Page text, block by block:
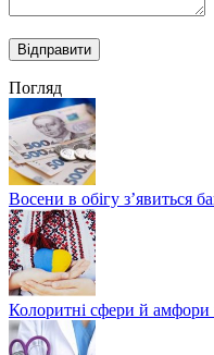
Погляд
Восени в обігу з’явиться
Колоритні сфери й амфори